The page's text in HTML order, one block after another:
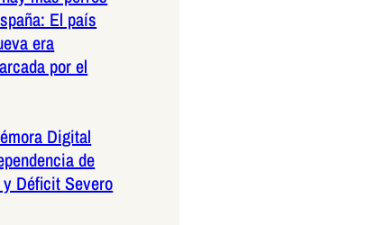
El país
era
por el
Digital
de
Déficit Severo